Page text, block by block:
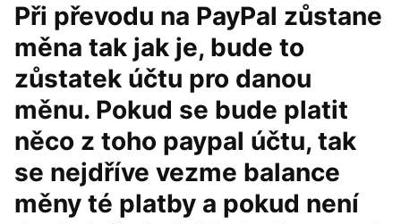
Při převodu na PayPal zůstane
měna tak jak je, bude to
zůstatek účtu pro danou
měnu. Pokud se bude platit
něco z toho paypal účtu, tak
se nejdříve vezme balance
měny té platby a pokud není